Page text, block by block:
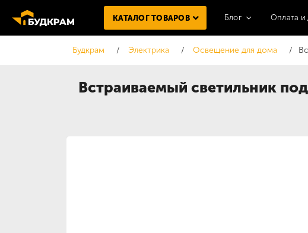
КАТАЛОГ ТОВАРОВ Блог Оплата и
Будкрам Электрика Освещение для дома
Встраиваемый светильник